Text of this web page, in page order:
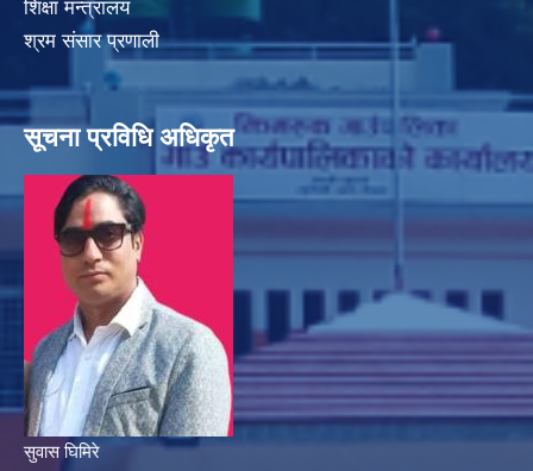
शिक्षा मन्त्रालय
श्रम संसार प्रणाली
सूचना प्रविधि अधिकृत
सुवास घिमिरे